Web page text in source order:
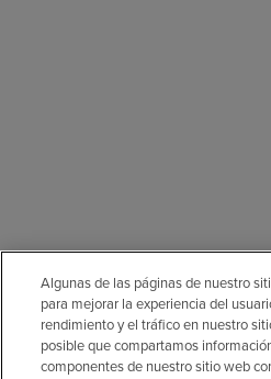
Algunas de las páginas de nuestro
para mejorar la experiencia del
rendimiento y el tráfico en nuestro
posible que compartamos
componentes de nuestro sitio web